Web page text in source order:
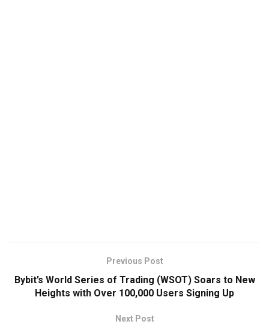
Previous Post
Bybit’s World Series of Trading (WSOT) Soars to New
Heights with Over 100,000 Users Signing Up
Next Post